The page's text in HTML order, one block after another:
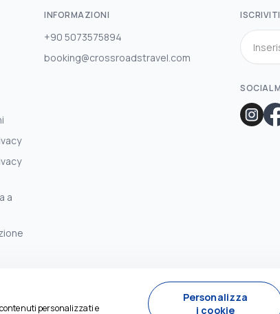
a
INFORMAZIONI
+90 5073575894
booking@crossroadstravel.com
SOCIAL
personalizzati e
Personalizza
i cookie